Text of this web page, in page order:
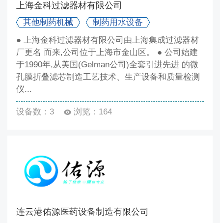
上海金科过滤器材有限公司
其他制药机械
制药用水设备
● 上海金科过滤器材有限公司由上海集成过滤器材
厂更名 而来,公司位于上海市金山区。 ● 公司始建
于1990年,从美国(Gelman公司)全套引进先进 的微
孔膜折叠滤芯制造工艺技术、生产设备和质量检测
仪...
设备数：3 浏览：164
连云港佑源医药设备制造有限公司